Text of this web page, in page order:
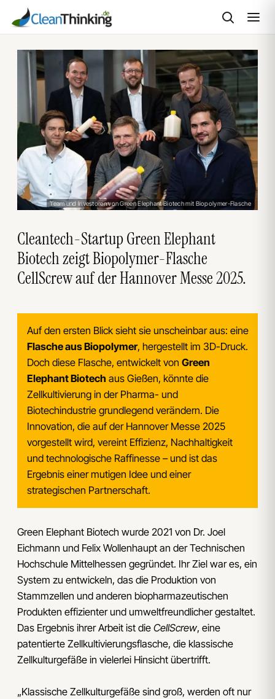
springen
Team und Investoren von Green Elephant Biotech mit Biopolymer-Flasche
Cleantech-Startup Green Elephant
Biotech zeigt Biopolymer-Flasche
CellScrew auf der Hannover Messe 2025.
Auf den ersten Blick sieht sie unscheinbar aus: eine
Flasche aus Biopolymer, hergestellt im 3D-Druck.
Doch diese Flasche, entwickelt von Green
Elephant Biotech aus Gießen, könnte die
Zellkultivierung in der Pharma- und
Biotechindustrie grundlegend verändern. Die
Innovation, die auf der Hannover Messe 2025
vorgestellt wird, vereint Effizienz, Nachhaltigkeit
und technologische Raffinesse – und ist das
Ergebnis einer mutigen Idee und einer
strategischen Partnerschaft.
Green Elephant Biotech wurde 2021 von Dr. Joel
Eichmann und Felix Wollenhaupt an der Technischen
Hochschule Mittelhessen gegründet. Ihr Ziel war es, ein
System zu entwickeln, das die Produktion von
Stammzellen und anderen biopharmazeutischen
Produkten effizienter und umweltfreundlicher gestaltet.
Das Ergebnis ihrer Arbeit ist die CellScrew, eine
patentierte Zellkultivierungsflasche, die klassische
Zellkulturgefäße in vielerlei Hinsicht übertrifft.
„Klassische Zellkulturgefäße sind groß, werden oft nur